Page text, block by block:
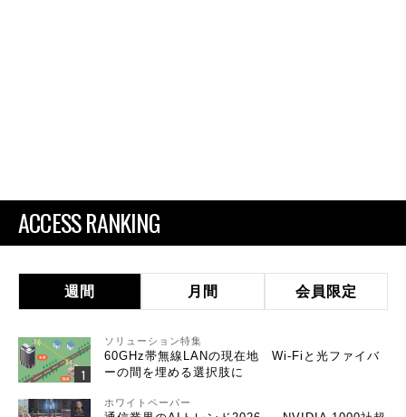
ACCESS RANKING
週間 月間 会員限定
ソリューション特集
60GHz帯無線LANの現在地 Wi-Fiと光ファイバ
ーの間を埋める選択肢に
ホワイトペーパー